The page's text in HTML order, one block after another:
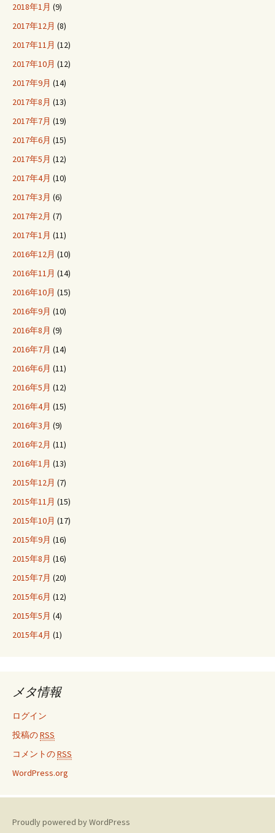
2018年1月 (9)
2017年12月 (8)
2017年11月 (12)
2017年10月 (12)
2017年9月 (14)
2017年8月 (13)
2017年7月 (19)
2017年6月 (15)
2017年5月 (12)
2017年4月 (10)
2017年3月 (6)
2017年2月 (7)
2017年1月 (11)
2016年12月 (10)
2016年11月 (14)
2016年10月 (15)
2016年9月 (10)
2016年8月 (9)
2016年7月 (14)
2016年6月 (11)
2016年5月 (12)
2016年4月 (15)
2016年3月 (9)
2016年2月 (11)
2016年1月 (13)
2015年12月 (7)
2015年11月 (15)
2015年10月 (17)
2015年9月 (16)
2015年8月 (16)
2015年7月 (20)
2015年6月 (12)
2015年5月 (4)
2015年4月 (1)
メタ情報
ログイン
投稿のRSS
コメントのRSS
WordPress.org
Proudly powered by WordPress